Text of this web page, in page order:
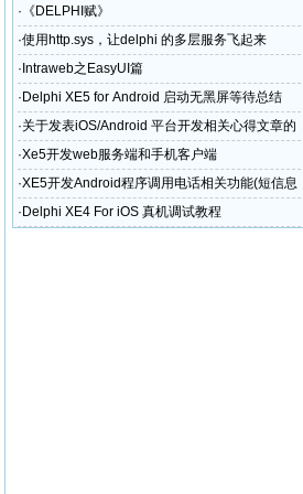
· 《DELPHI赋》
·使用http.sys，让delphi 的多层服务飞起来
· Intraweb之EasyUI篇
· Delphi XE5 for Android 启动无黑屏等待总结
·关于发表iOS/Android 平台开发相关心得文章的
奖励政策
·Xe5开发web服务端和手机客户端
·XE5开发Android程序调用电话相关功能(短信息
和电话)
· Delphi XE4 For iOS 真机调试教程